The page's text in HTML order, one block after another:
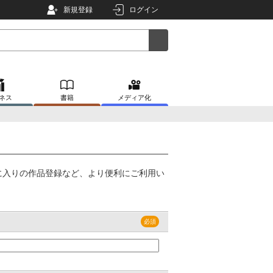
新規登録 ログイン
ス 書籍 メディア化
りの作品登録など、より便利にご利用い